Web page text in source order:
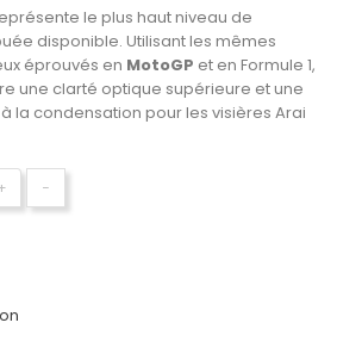
le plus haut niveau de
disponible. Utilisant les mêmes
éprouvés en MotoGP et en Formule 1,
une clarté optique supérieure et une
la condensation pour les visières Arai
−